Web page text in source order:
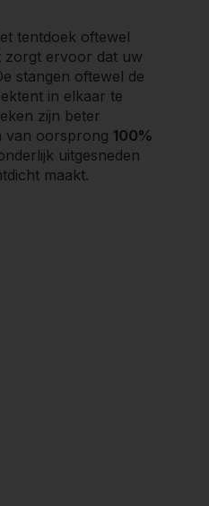
tentdoek oftewel
zorgt ervoor dat uw
stangen oftewel de
in elkaar te
zijn beter
van oorsprong 100%
uitgesneden
maakt.